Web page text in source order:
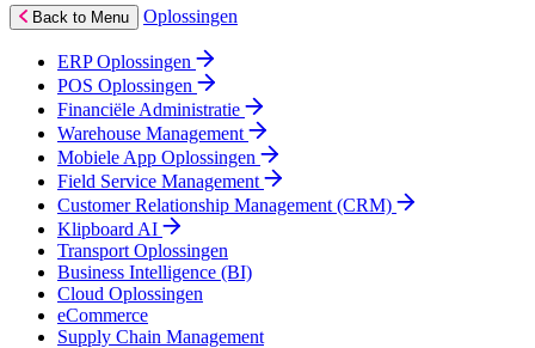
Back to Menu Oplossingen
ERP Oplossingen
POS Oplossingen
Financiële Administratie
Warehouse Management
Mobiele App Oplossingen
Field Service Management
Customer Relationship Management (CRM)
Klipboard AI
Transport Oplossingen
Business Intelligence (BI)
Cloud Oplossingen
eCommerce
Supply Chain Management